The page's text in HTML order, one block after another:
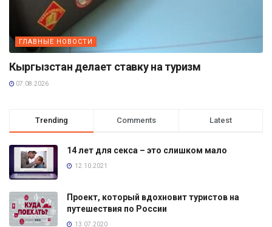
ГЛАВНЫЕ НОВОСТИ
Кыргызстан делает ставку на туризм
07.08.2026
Trending Comments Latest
14 лет для секса – это слишком мало
12.10.2021
Проект, который вдохновит туристов на
путешествия по России
13.07.2020